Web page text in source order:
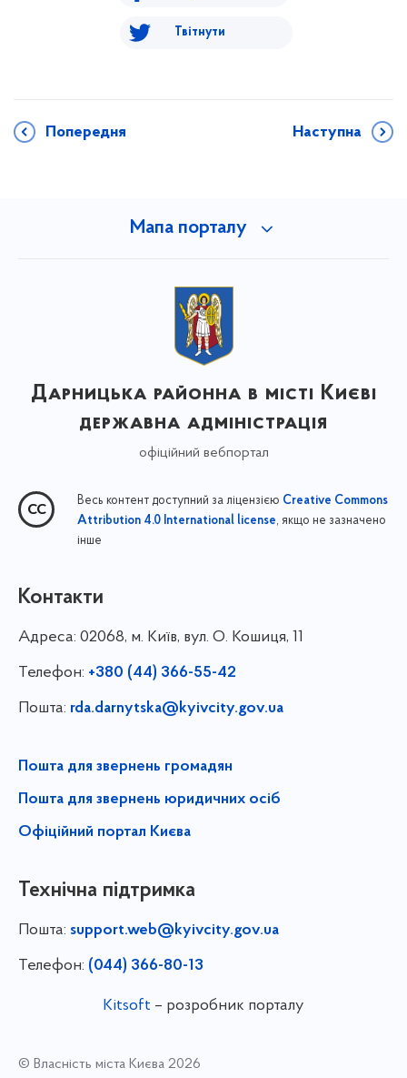
Твітнути
Попередня Наступна
Мапа порталу
Дарницька районна в місті Києві
державна адміністрація
офіційний вебпортал
Весь контент доступний за ліцензією Creative Commons
Attribution 4.0 International license, якщо не зазначено
інше
Контакти
Адреса: 02068, м. Київ, вул. О. Кошиця, 11
Телефон: +380 (44) 366-55-42
Пошта: rda.darnytska@kyivcity.gov.ua
Пошта для звернень громадян
Пошта для звернень юридичних осіб
Офіційний портал Києва
Технічна підтримка
Пошта: support.web@kyivcity.gov.ua
Телефон: (044) 366-80-13
Kitsoft – розробник порталу
© Власність міста Києва 2026